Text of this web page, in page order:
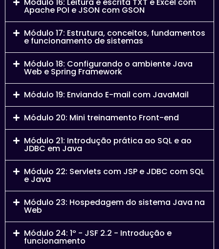
Apache POI e JSON com GSON
Módulo 17: Estrutura, conceitos, fundamentos
e funcionamento de sistemas
Módulo 18: Configurando o ambiente Java
Web e Spring Framework
Módulo 19: Enviando E-mail com JavaMail
Módulo 20: Mini treinamento Front-end
Módulo 21: Introdução prática ao SQL e ao
JDBC em Java
Módulo 22: Servlets com JSP e JDBC com SQL
e Java
Módulo 23: Hospedagem do sistema Java na
Web
Módulo 24: 1º - JSF 2.2 - Introdução e
funcionamento